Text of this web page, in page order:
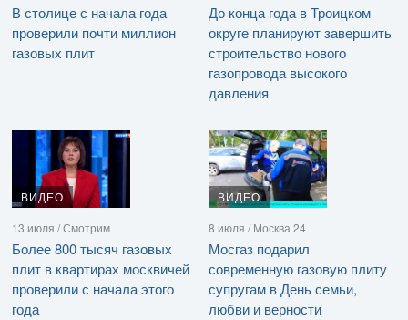
В столице с начала года
проверили почти миллион
газовых плит
До конца года в Троицком
округе планируют завершить
строительство нового
газопровода высокого
давления
ВИДЕО
13 июля / Смотрим
Более 800 тысяч газовых
плит в квартирах москвичей
проверили с начала этого
года
ВИДЕО
8 июля / Москва 24
Мосгаз подарил
современную газовую плиту
супругам в День семьи,
любви и верности